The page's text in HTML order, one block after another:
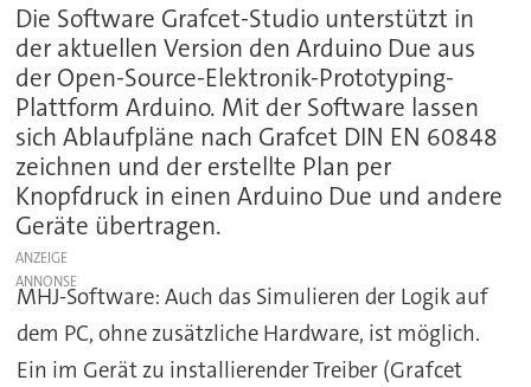
Die Software Grafcet-Studio unterstützt in
der aktuellen Version den Arduino Due aus
der Open-Source-Elektronik-Prototyping-
Plattform Arduino. Mit der Software lassen
sich Ablaufpläne nach Grafcet DIN EN 60848
zeichnen und der erstellte Plan per
Knopfdruck in einen Arduino Due und andere
Geräte übertragen.
ANZEIGE
MHJ-Software: Auch das Simulieren der Logik auf
dem PC, ohne zusätzliche Hardware, ist möglich.
Ein im Gerät zu installierender Treiber (Grafcet